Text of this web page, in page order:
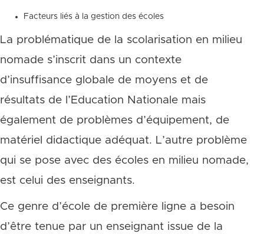
Facteurs liés à la gestion des écoles
La problématique de la scolarisation en milieu
nomade s’inscrit dans un contexte
d’insuffisance globale de moyens et de
résultats de l’Education Nationale mais
également de problèmes d’équipement, de
matériel didactique adéquat. L’autre problème
qui se pose avec des écoles en milieu nomade,
est celui des enseignants.
Ce genre d’école de première ligne a besoin
d’être tenue par un enseignant issue de la